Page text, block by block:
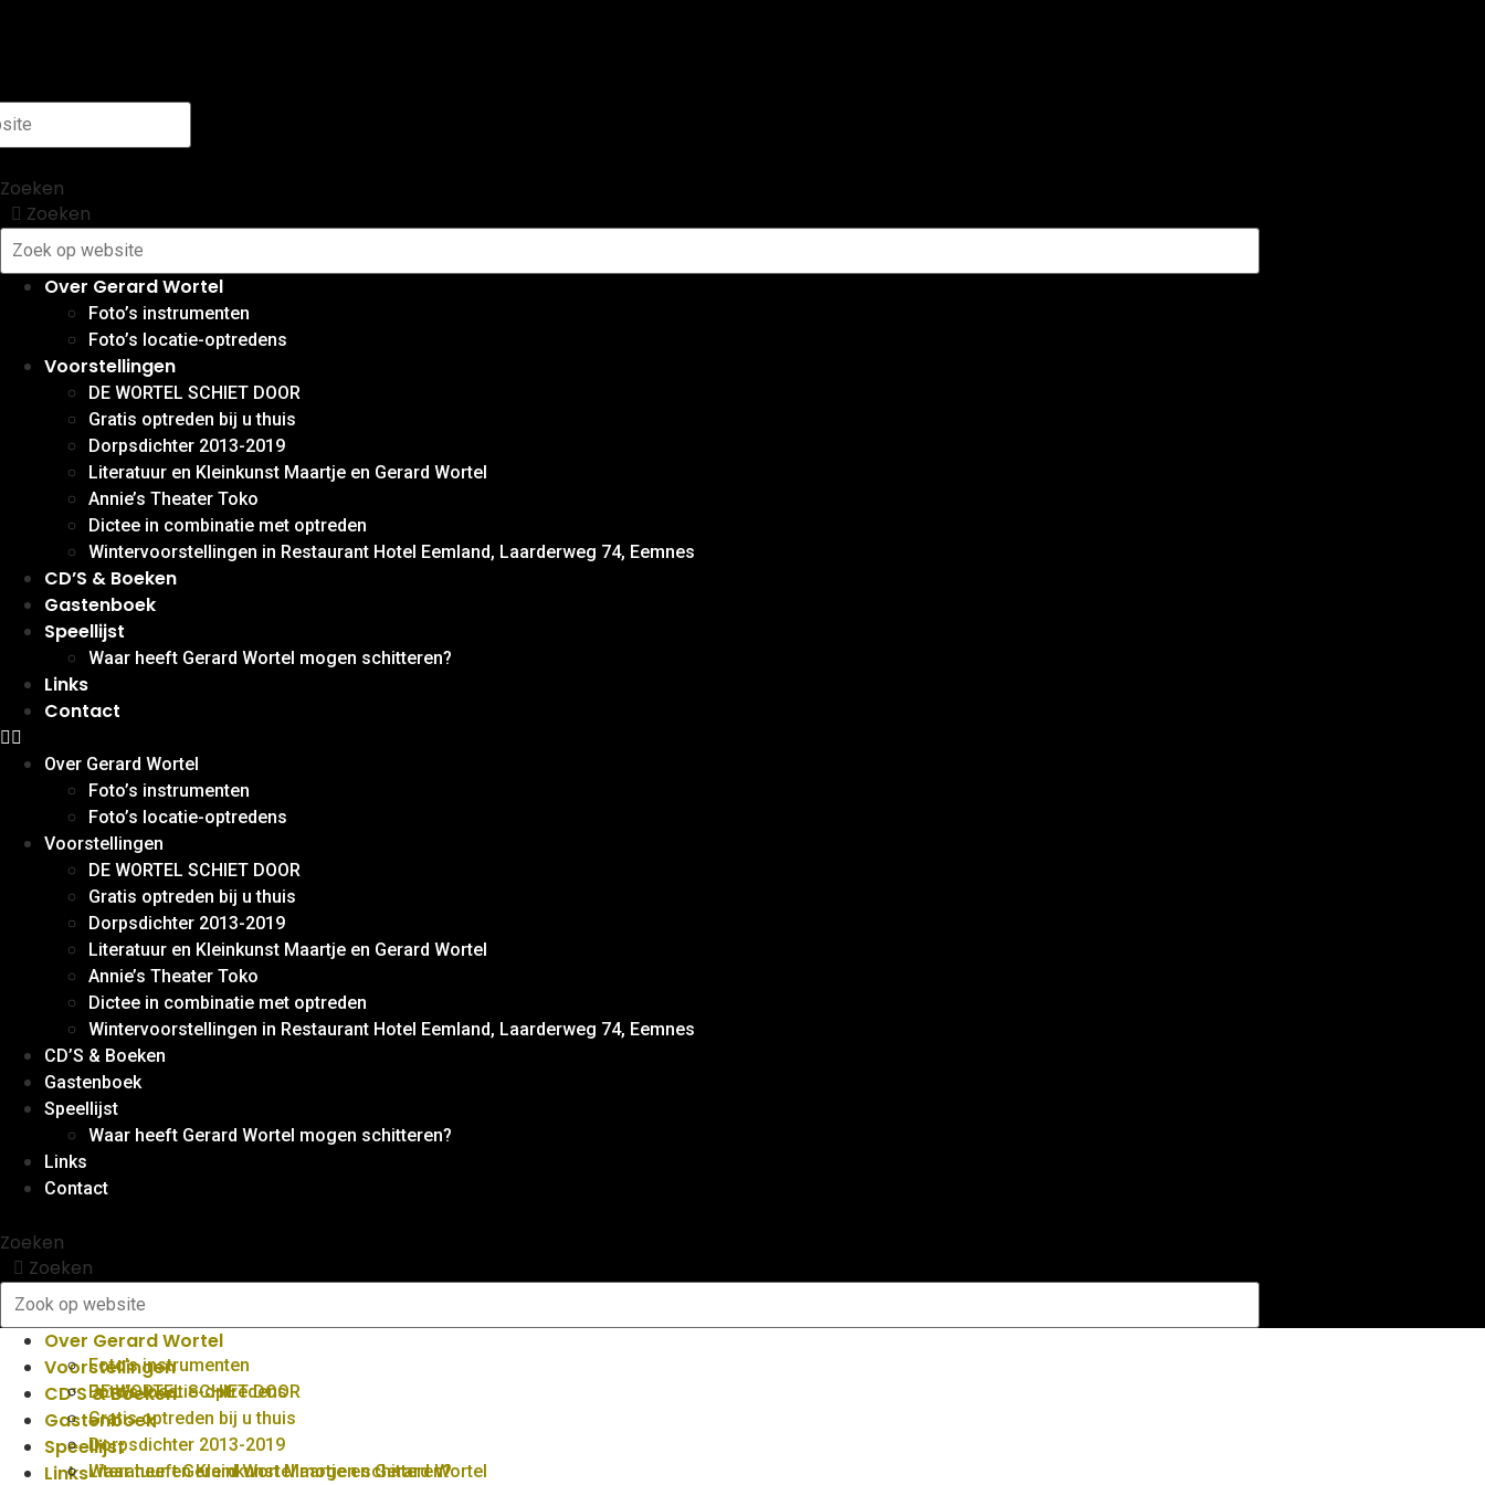
Zoeken
Zoeken
Over Gerard Wortel
Foto’s instrumenten
Foto’s locatie-optredens
Voorstellingen
DE WORTEL SCHIET DOOR
Gratis optreden bij u thuis
Dorpsdichter 2013-2019
Literatuur en Kleinkunst Maartje en Gerard Wortel
Annie’s Theater Toko
Dictee in combinatie met optreden
Wintervoorstellingen in Restaurant Hotel Eemland, Laarderweg 74, Eemnes
CD’S & Boeken
Gastenboek
Speellijst
Waar heeft Gerard Wortel mogen schitteren?
Links
Contact
Over Gerard Wortel
Foto’s instrumenten
Foto’s locatie-optredens
Voorstellingen
DE WORTEL SCHIET DOOR
Gratis optreden bij u thuis
Dorpsdichter 2013-2019
Literatuur en Kleinkunst Maartje en Gerard Wortel
Annie’s Theater Toko
Dictee in combinatie met optreden
Wintervoorstellingen in Restaurant Hotel Eemland, Laarderweg 74, Eemnes
CD’S & Boeken
Gastenboek
Speellijst
Waar heeft Gerard Wortel mogen schitteren?
Links
Contact
Zoeken
Zoeken
Over Gerard Wortel
Foto’s instrumenten
Foto’s locatie-optredens
Voorstellingen
DE WORTEL SCHIET DOOR
Gratis optreden bij u thuis
Dorpsdichter 2013-2019
Literatuur en Kleinkunst Maartje en Gerard Wortel
CD’S & Boeken
Gastenboek
Speellijst
Waar heeft Gerard Wortel mogen schitteren?
Links